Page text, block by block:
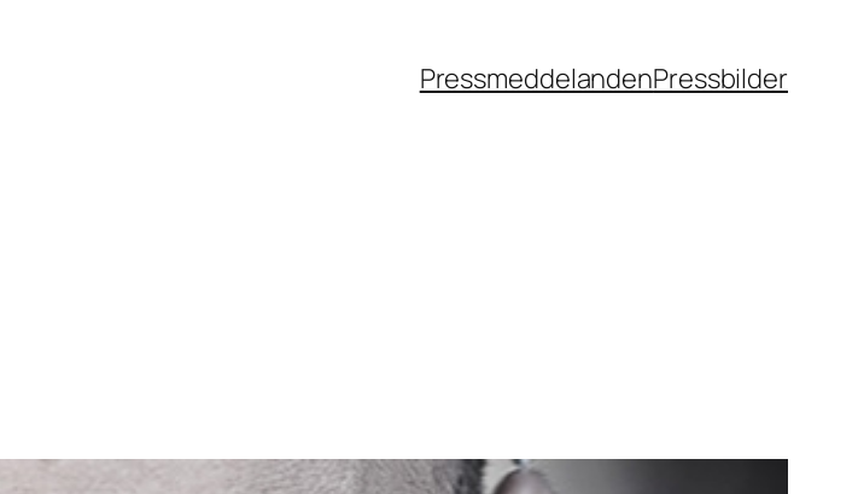
PressmeddelandenPressbilder